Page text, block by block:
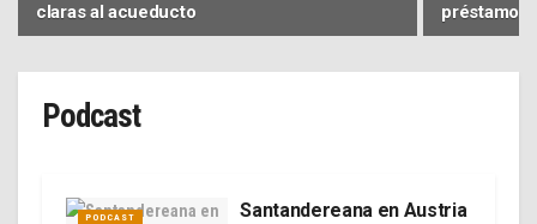
claras al acueducto
préstamo
Podcast
PODCAST
Santandereana en Austria